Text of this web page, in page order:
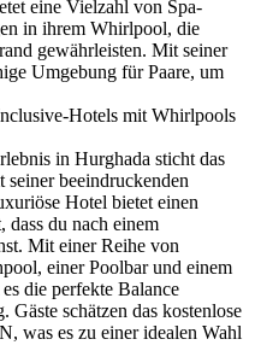
eine Vielzahl von Spa-
in ihrem Whirlpool, die
gewährleisten. Mit seiner
Umgebung für Paare, um
Hotels mit Whirlpools
in Hurghada sticht das
beeindruckenden
Hotel bietet einen
du nach einem
Mit einer Reihe von
einer Poolbar und einem
die perfekte Balance
schätzen das kostenlose
was es zu einer idealen Wahl